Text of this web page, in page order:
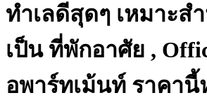
ทำเลดีสุดๆ เหมาะส
เป็น ที่พักอาศัย ,
อพาร์ทเม้นท์ ราคานี้